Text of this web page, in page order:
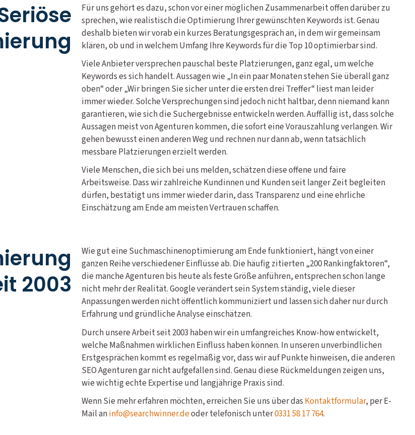
Für uns gehört es dazu, schon vor einer möglichen Zusammenarbeit offen darüber zu
sprechen, wie realistisch die Optimierung Ihrer gewünschten Keywords ist. Genau
deshalb bieten wir vorab ein kurzes Beratungsgespräch an, in dem wir gemeinsam
klären, ob und in welchem Umfang Ihre Keywords für die Top 10 optimierbar sind.
Viele Anbieter versprechen pauschal beste Platzierungen, ganz egal, um welche
Keywords es sich handelt. Aussagen wie „In ein paar Monaten stehen Sie überall ganz
oben“ oder „Wir bringen Sie sicher unter die ersten drei Treffer“ liest man leider
immer wieder. Solche Versprechungen sind jedoch nicht haltbar, denn niemand kann
garantieren, wie sich die Suchergebnisse entwickeln werden. Auffällig ist, dass solche
Aussagen meist von Agenturen kommen, die sofort eine Vorauszahlung verlangen. Wir
gehen bewusst einen anderen Weg und rechnen nur dann ab, wenn tatsächlich
messbare Platzierungen erzielt werden.
Viele Menschen, die sich bei uns melden, schätzen diese offene und faire
Arbeitsweise. Dass wir zahlreiche Kundinnen und Kunden seit langer Zeit begleiten
dürfen, bestätigt uns immer wieder darin, dass Transparenz und eine ehrliche
Einschätzung am Ende am meisten Vertrauen schaffen.
2003
Wie gut eine Suchmaschinenoptimierung am Ende funktioniert, hängt von einer
ganzen Reihe verschiedener Einflüsse ab. Die häufig zitierten „200 Rankingfaktoren“,
die manche Agenturen bis heute als feste Größe anführen, entsprechen schon lange
nicht mehr der Realität. Google verändert sein System ständig, viele dieser
Anpassungen werden nicht öffentlich kommuniziert und lassen sich daher nur durch
Erfahrung und gründliche Analyse einschätzen.
Durch unsere Arbeit seit 2003 haben wir ein umfangreiches Know-how entwickelt,
welche Maßnahmen wirklichen Einfluss haben können. In unseren unverbindlichen
Erstgesprächen kommt es regelmäßig vor, dass wir auf Punkte hinweisen, die anderen
SEO Agenturen gar nicht aufgefallen sind. Genau diese Rückmeldungen zeigen uns,
wie wichtig echte Expertise und langjährige Praxis sind.
Wenn Sie mehr erfahren möchten, erreichen Sie uns über das Kontaktformular, per E-
Mail aninfo@searchwinner.deoder telefonisch unter0331 58 17 764.